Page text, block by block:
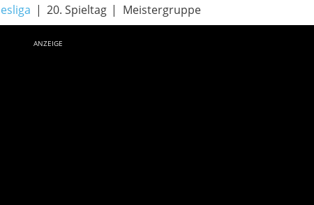
20. Spieltag Meistergruppe
ANZEIGE